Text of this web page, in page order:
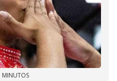
MINUTOS